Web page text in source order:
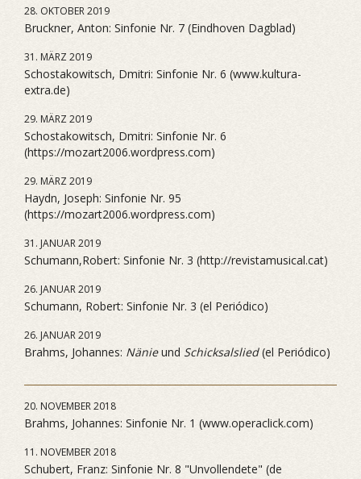
28. OKTOBER 2019
Bruckner, Anton: Sinfonie Nr. 7 (Eindhoven Dagblad)
31. MÄRZ 2019
Schostakowitsch, Dmitri: Sinfonie Nr. 6 (www.kultura-
extra.de)
29. MÄRZ 2019
Schostakowitsch, Dmitri: Sinfonie Nr. 6
(https://mozart2006.wordpress.com)
29. MÄRZ 2019
Haydn, Joseph: Sinfonie Nr. 95
(https://mozart2006.wordpress.com)
31. JANUAR 2019
Schumann,Robert: Sinfonie Nr. 3 (http://revistamusical.cat)
26. JANUAR 2019
Schumann, Robert: Sinfonie Nr. 3 (el Periódico)
26. JANUAR 2019
Brahms, Johannes: Nänieund Schicksalslied(el Periódico)
20. NOVEMBER 2018
Brahms, Johannes: Sinfonie Nr. 1 (www.operaclick.com)
11. NOVEMBER 2018
Schubert, Franz: Sinfonie Nr. 8 "Unvollendete" (de